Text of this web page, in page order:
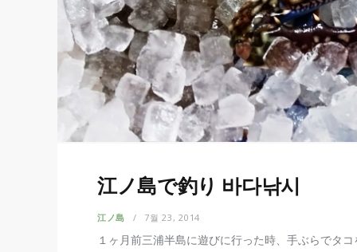
江ノ島で釣り 바다낚시
江ノ島 7월 23, 2014
１ヶ月前三浦半島に遊びに行った時、手ぶらでタ